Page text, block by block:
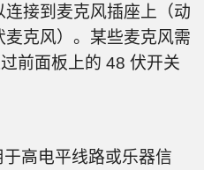
接到麦克风插座上（动
克风）。某些麦克风需
前面板上的 48 伏开关
高电平线路或乐器信